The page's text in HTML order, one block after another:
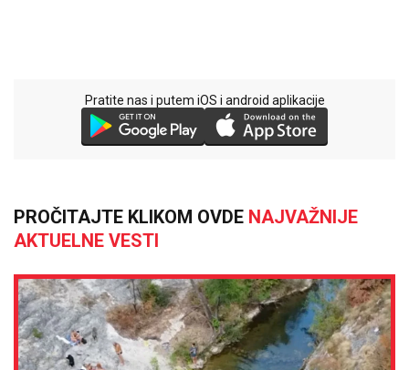
Pratite nas i putem iOS i android aplikacije
PROČITAJTE KLIKOM OVDE NAJVAŽNIJE
AKTUELNE VESTI